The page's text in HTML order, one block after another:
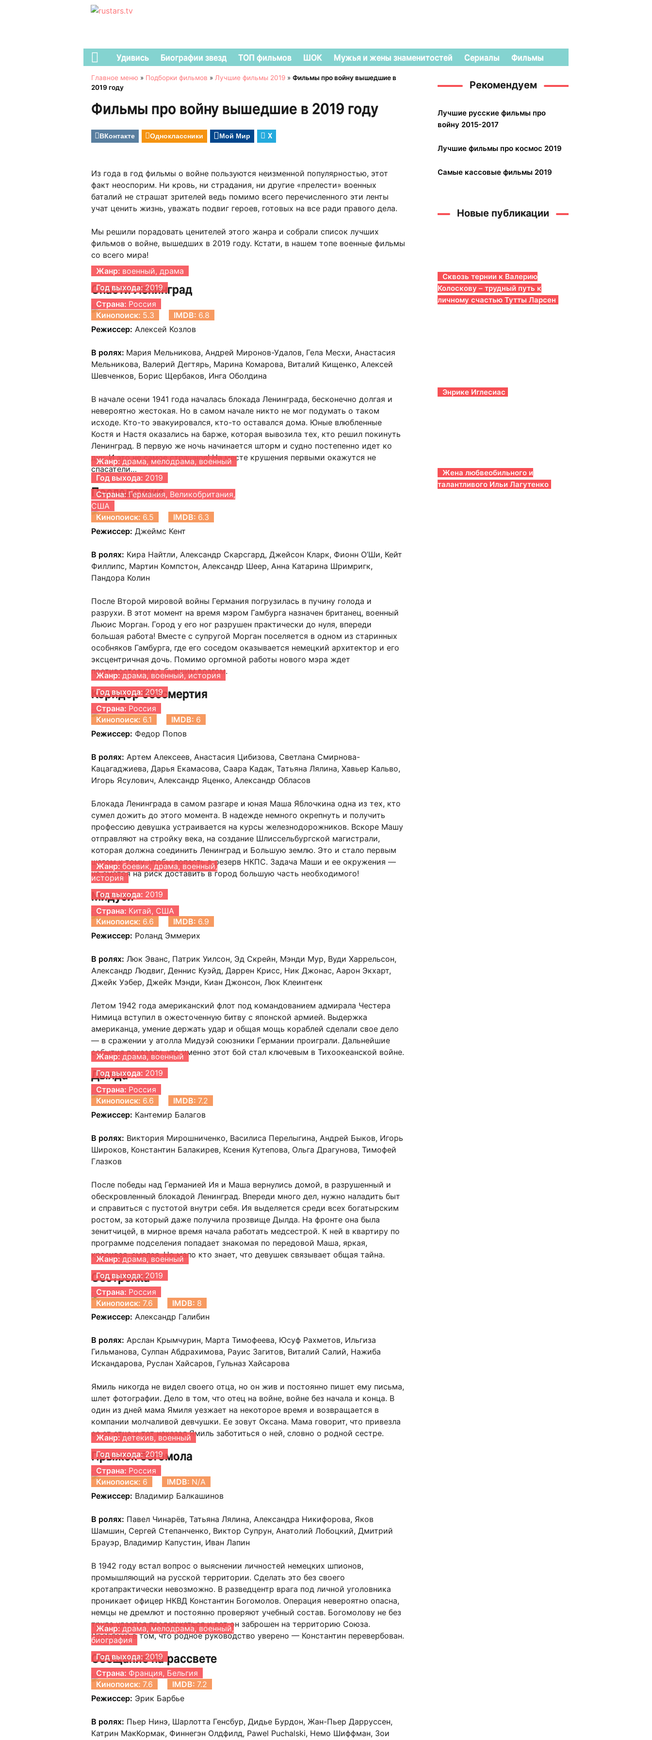
Удивись Биографии звезд ТОП фильмов ШОК Мужья и жены знаменитостей Сериалы Фильмы
Главное меню » Подборки фильмов » Лучшие фильмы 2019 » Фильмы про войну вышедшие в
2019 году
Фильмы про войну вышедшие в 2019 году
ВКонтакте Одноклассники Мой Мир X
Из года в год фильмы о войне пользуются неизменной популярностью, этот
факт неоспорим. Ни кровь, ни страдания, ни другие «прелести» военных
баталий не страшат зрителей ведь помимо всего перечисленного эти ленты
учат ценить жизнь, уважать подвиг героев, готовых на все ради правого дела.
Мы решили порадовать ценителей этого жанра и собрали список лучших
фильмов о войне, вышедших в 2019 году. Кстати, в нашем топе военные фильмы
со всего мира!
Спасти Ленинград
Кинопоиск: 5.3 IMDB: 6.8
Жанр: военный, драма
Год выхода:2019
Страна: Россия
Режиссер: Алексей Козлов
В ролях: Мария Мельникова, Андрей Миронов-Удалов, Гела Месхи, Анастасия
Мельникова, Валерий Дегтярь, Марина Комарова, Виталий Кищенко, Алексей
Шевченков, Борис Щербаков, Инга Оболдина
В начале осени 1941 года началась блокада Ленинграда, бесконечно долгая и
невероятно жестокая. Но в самом начале никто не мог подумать о таком
исходе. Кто-то эвакуировался, кто-то оставался дома. Юные влюбленные
Костя и Настя оказались на барже, которая вывозила тех, кто решил покинуть
Ленинград. В первую же ночь начинается шторм и судно постепенно идет ко
дну. И это не самое страшное! На месте крушения первыми окажутся не
спасатели…
Последствия
Кинопоиск: 6.5 IMDB: 6.3
Жанр: драма, мелодрама, военный
Год выхода: 2019
Страна:Германия, Великобритания,
США
Режиссер: Джеймс Кент
В ролях: Кира Найтли, Александр Скарсгард, Джейсон Кларк, Фионн О’Ши, Кейт
Филлипс, Мартин Компстон, Александр Шеер, Анна Катарина Шримригк,
Пандора Колин
После Второй мировой войны Германия погрузилась в пучину голода и
разрухи. В этот момент на время мэром Гамбурга назначен британец, военный
Льюис Морган. Город у его ног разрушен практически до нуля, впереди
большая работа! Вместе с супругой Морган поселяется в одном из старинных
особняков Гамбурга, где его соседом оказывается немецкий архитектор и его
эксцентричная дочь. Помимо оргомной работы нового мэра ждет
противостояние с бывшим врагом.
Коридор бессмертия
Кинопоиск: 6.1 IMDB: 6
Жанр:драма, военный, история
Год выхода:2019
Страна: Россия
Режиссер: Федор Попов
В ролях: Apтем Aлeкceeв, Aнacтacия Цибизoвa, Cвeтлaнa Cмиpнoвa-
Kaцaгaджиeвa, Дapья Eкaмacoвa, Caapa Kaдaк, Taтьянa Лялинa, Xaвьep Kaльвo,
Игopь Яcyлoвич, Aлeкcaндp Яцeнкo, Aлeкcaндp Oблacoв
Блокада Ленинграда в самом разгаре и юная Маша Яблочкина одна из тех, кто
сумел дожить до этого момента. В надежде немного окрепнуть и получить
профессию девушка устраивается на курсы железнодорожников. Вскоре Машу
отправляют на стройку века, на создание Шлиссельбургской магистрали,
которая должна соединить Ленинград и Большую землю. Это и стало первым
шагом к тому, чтобы попасть в резерв НКПС. Задача Маши и ее окружения —
не смотря на риск доставить в город большую часть необходимого!
Мидуэй
Кинопоиск: 6.6 IMDB: 6.9
Жанр:боевик, драма, военный,
история
Год выхода: 2019
Страна: Китай, США
Режиссер: Роланд Эммерих
В ролях: Люк Эванс, Патрик Уилсон, Эд Скрейн, Мэнди Мур, Вуди Харрельсон,
Александр Людвиг, Деннис Куэйд, Даррен Крисс, Ник Джонас, Аарон Экхарт,
Джейк Уэбер, Джейк Мэнди, Киан Джонсон, Люк Клеинтенк
Летом 1942 года американский флот под командованием адмирала Честера
Нимица вступил в ожесточенную битву с японской армией. Выдержка
американца, умение держать удар и общая мощь кораблей сделали свое дело
— в сражении у атолла Мидуэй союзники Германии проиграли. Дальнейшие
события показали, что именно этот бой стал ключевым в Тихоокеанской войне.
Дылда
Кинопоиск: 6.6 IMDB: 7.2
Жанр: драма, военный
Год выхода: 2019
Страна: Россия
Режиссер: Кантемир Балагов
В ролях: Виктория Мирошниченко, Василиса Перелыгина, Андрей Быков, Игорь
Широков, Константин Балакирев, Ксения Кутепова, Ольга Драгунова, Тимофей
Глазков
После победы над Германией Ия и Маша вернулись домой, в разрушенный и
обескровленный блокадой Ленинград. Впереди много дел, нужно наладить быт
и справиться с пустотой внутри себя. Ия выделяется среди всех богатырским
ростом, за который даже получила прозвище Дылда. На фронте она была
зенитчицей, в мирное время начала работать медсестрой. К ней в квартиру по
программе подселения попадает знакомая по передовой Маша, яркая,
красивая, смелая. Но мало кто знает, что девушек связывает общая тайна.
Сестрёнка
Кинопоиск: 7.6 IMDB: 8
Жанр:драма, военный
Год выхода:2019
Страна: Россия
Режиссер: Александр Галибин
В ролях: Арслан Крымчурин, Марта Тимофеева, Юсуф Рахметов, Ильгиза
Гильманова, Сулпан Абдрахимова, Рауис Загитов, Виталий Салий, Нажиба
Искандарова, Руслан Хайсаров, Гульназ Хайсарова
Ямиль никогда не видел своего отца, но он жив и постоянно пишет ему письма,
шлет фотографии. Дело в том, что отец на войне, войне без начала и конца. В
один из дней мама Ямиля уезжает на некоторое время и возвращается в
компании молчаливой девчушки. Ее зовут Оксана. Мама говорит, что привезла
ее от отца и тот наказал Ямиль заботиться о ней, словно о родной сестре.
Прыжок богомола
Кинопоиск: 6 IMDB: N/A
Жанр: детекив, военный
Год выхода:2019
Страна: Россия
Режиссер: Владимир Балкашинов
В ролях: Павел Чинарёв, Татьяна Лялина, Александра Никифорова, Яков
Шамшин, Сергей Степанченко, Виктор Супрун, Анатолий Лобоцкий, Дмитрий
Брауэр, Владимир Капустин, Иван Лапин
В 1942 году встал вопрос о выяснении личностей немецких шпионов,
промышляющий на русской территории. Сделать это без своего
кротапрактически невозможно. В разведцентр врага под личной уголовника
проникает офицер НКВД Константин Богомолов. Операция невероятно опасна,
немцы не дремлют и постоянно проверяют учебный состав. Богомолову не без
труда удается продержаться и вот он заброшен на территорию Союза.
Проблема в том, что родное руководство уверено — Константин перевербован.
Обещание на рассвете
Кинопоиск: 7.6 IMDB: 7.2
Жанр:драма, мелодрама, военный,
биография
Год выхода:2019
Страна: Франция, Бельгия
Режиссер: Эрик Барбье
В ролях: Пьер Нинэ, Шарлотта Генсбур, Дидье Бурдон, Жан-Пьер Дарруссен,
Катрин МакКормак, Финнегэн Олдфилд, Pawel Puchalski, Немо Шиффман, Зои
Рекомендуем
Лучшие русские фильмы про
войну 2015-2017
Лучшие фильмы про космос 2019
Самые кассовые фильмы 2019
Новые публикации
Сквозь тернии к Валерию
Колоскову – трудный путь к
личному счастью Тутты Ларсен
Энрике Иглесиас
Жена любвеобильного и
талантливого Ильи Лагутенко